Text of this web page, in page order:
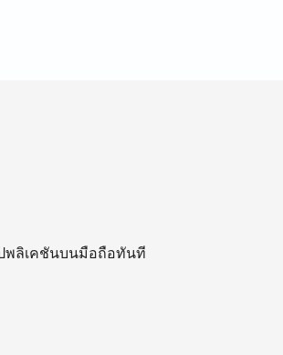
พลิเคชันบนมือถือทันที